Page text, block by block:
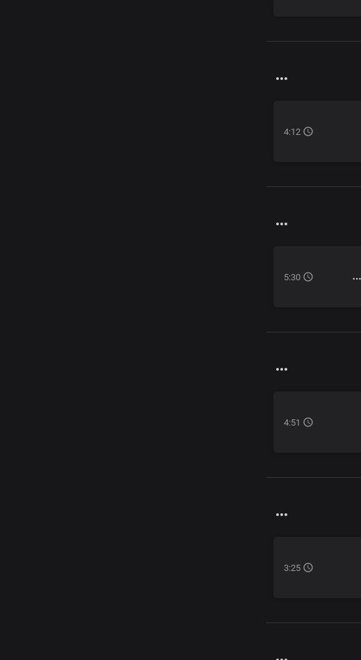
Rollin' ft. Ill,Fei,Tdawg101 & Yung Artem [KAHILEY KAHI EP]